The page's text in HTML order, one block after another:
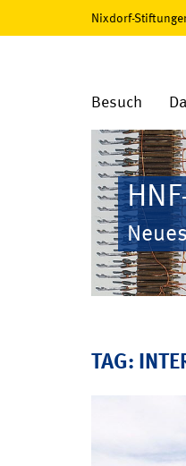
Nixdorf-
Besuch
TAG: